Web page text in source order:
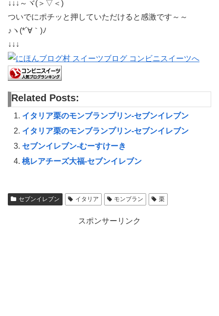
↓↓↓～ヾ(＞▽＜)
ついでにポチッと押していただけると感激です～～
♪ヽ(*´∀｀)ﾉ
↓↓↓
Related Posts:
イタリア栗のモンブランプリン-セブンイレブン
イタリア栗のモンブランプリン-セブンイレブン
セブンイレブン-むーすけーき
桃レアチーズ大福-セブンイレブン
セブンイレブン イタリア モンブラン 栗
スポンサーリンク